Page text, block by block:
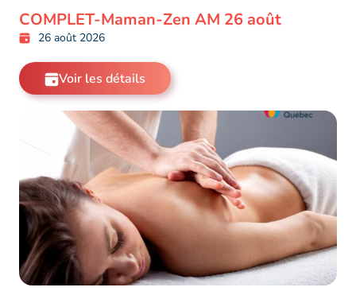
COMPLET-Maman-Zen AM 26 août
26 août 2026
Voir les détails